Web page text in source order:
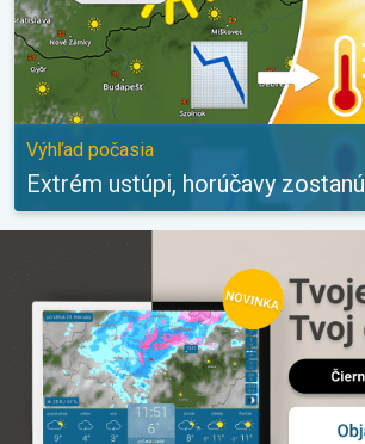
Výhľad počasia
Extrém ustúpi, horúčavy zostanú